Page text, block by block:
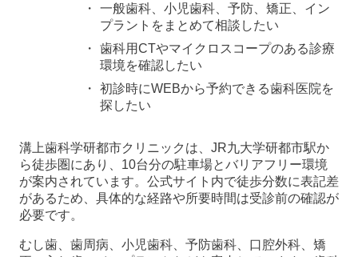
一般歯科、小児歯科、予防、矯正、イン
プラントをまとめて相談したい
歯科用CTやマイクロスコープのある診療
環境を確認したい
初診時にWEBから予約できる歯科医院を
探したい
溝上歯科学研都市クリニックは、JR九大学研都市駅か
ら徒歩圏にあり、10台分の駐車場とバリアフリー環境
が案内されています。公式サイト内で徒歩分数に表記差
があるため、具体的な経路や所要時間は受診前の確認が
必要です。
むし歯、歯周病、小児歯科、予防歯科、口腔外科、矯